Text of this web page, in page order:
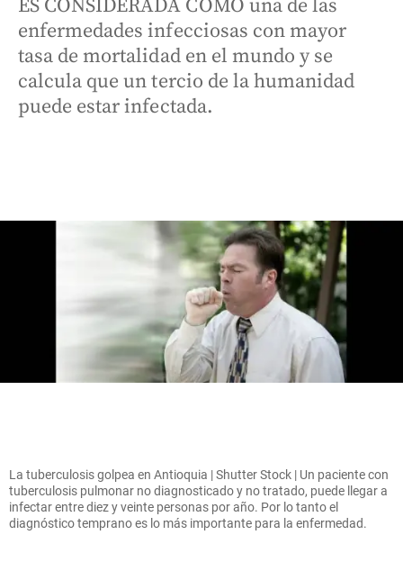
ES CONSIDERADA COMO una de las
enfermedades infecciosas con mayor
tasa de mortalidad en el mundo y se
calcula que un tercio de la humanidad
puede estar infectada.
La tuberculosis golpea en Antioquia | Shutter Stock | Un paciente con
tuberculosis pulmonar no diagnosticado y no tratado, puede llegar a
infectar entre diez y veinte personas por año. Por lo tanto el
diagnóstico temprano es lo más importante para la enfermedad.